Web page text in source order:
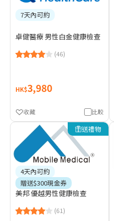
7天內可約
卓健醫療 男性白金健康檢查
(46)
HK$3,980
比較
收藏
送禮物
4天內可約
贈送$300現金券
美邦 優越男性健康檢查
(61)